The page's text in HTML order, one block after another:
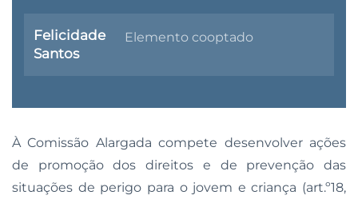
Felicidade
Santos
Elemento cooptado
À Comissão Alargada compete desenvolver ações
de promoção dos direitos e de prevenção das
situações de perigo para o jovem e criança (art.º18,